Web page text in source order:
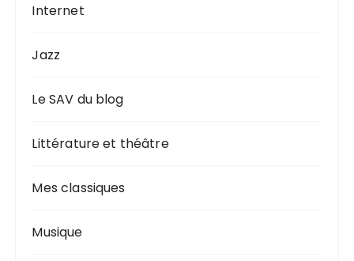
Internet
Jazz
Le SAV du blog
Littérature et théâtre
Mes classiques
Musique